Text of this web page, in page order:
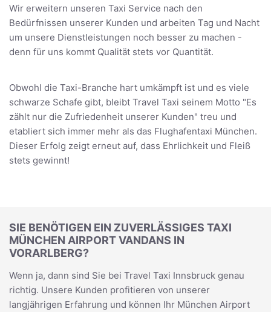
Wir erweitern unseren Taxi Service nach den
Bedürfnissen unserer Kunden und arbeiten Tag und Nacht
um unsere Dienstleistungen noch besser zu machen -
denn für uns kommt Qualität stets vor Quantität.
Obwohl die Taxi-Branche hart umkämpft ist und es viele
schwarze Schafe gibt, bleibt Travel Taxi seinem Motto "Es
zählt nur die Zufriedenheit unserer Kunden" treu und
etabliert sich immer mehr als das Flughafentaxi München.
Dieser Erfolg zeigt erneut auf, dass Ehrlichkeit und Fleiß
stets gewinnt!
SIE BENÖTIGEN EIN ZUVERLÄSSIGES TAXI
MÜNCHEN AIRPORT VANDANS IN
VORARLBERG?
Wenn ja, dann sind Sie bei Travel Taxi Innsbruck genau
richtig. Unsere Kunden profitieren von unserer
langjährigen Erfahrung und können Ihr München Airport